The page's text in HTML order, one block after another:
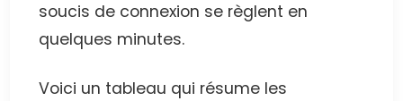
soucis de connexion se règlent en
quelques minutes.
Voici un tableau qui résume les